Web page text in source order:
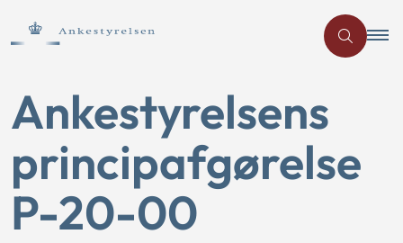
Ankestyrelsens
principafgørelse
P-20-00